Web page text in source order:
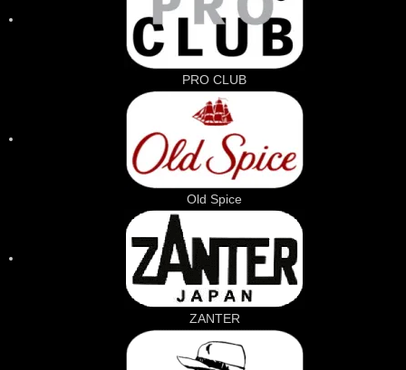
PRO CLUB
Old Spice
ZANTER